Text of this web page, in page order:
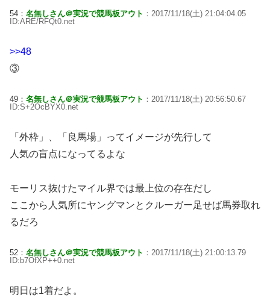
54： 名無しさん＠実況で競馬板アウト ：2017/11/18(土) 21:04:04.05
ID:ARE/RFQt0.net
>>48
③
49： 名無しさん＠実況で競馬板アウト ：2017/11/18(土) 20:56:50.67
ID:S+2OcBYX0.net
「外枠」、「良馬場」ってイメージが先行して
人気の盲点になってるよな
モーリス抜けたマイル界では最上位の存在だし
ここから人気所にヤングマンとクルーガー足せば馬券取れ
るだろ
52： 名無しさん＠実況で競馬板アウト ：2017/11/18(土) 21:00:13.79
ID:b7OfXP++0.net
明日は1着だよ。